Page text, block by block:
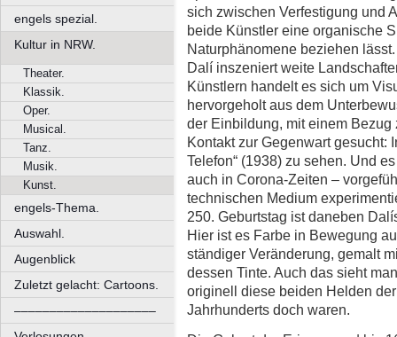
engels spezial.
Kultur in NRW.
Theater.
Klassik.
Oper.
Musical.
Tanz.
Musik.
Kunst.
engels-Thema.
Auswahl.
Augenblick
Zuletzt gelacht: Cartoons.
––––––––––––––––––––
sich zwischen Verfestigung und
beide Künstler eine organische
Naturphänomene beziehen
Dalí inszeniert weite
Künstlern handelt es sich um
hervorgeholt aus dem
der Einbildung, mit einem
Kontakt zur Gegenwart gesucht:
Telefon“ (1938) zu sehen. Und
auch in Corona-Zeiten –
technischen Medium
250. Geburtstag ist daneben
Hier ist es Farbe in Bewegung
ständiger Veränderung, gemalt
dessen Tinte. Auch das sieht
originell diese beiden Helden
Jahrhunderts doch waren.